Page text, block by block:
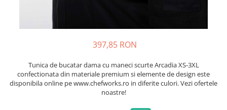
397,85 RON
Tunica de bucatar dama cu maneci scurte Arcadia XS-3XL
confectionata din materiale premium si elemente de design este
disponibila online pe www.chefworks.ro in diferite culori. Vezi ofertele
noastre!